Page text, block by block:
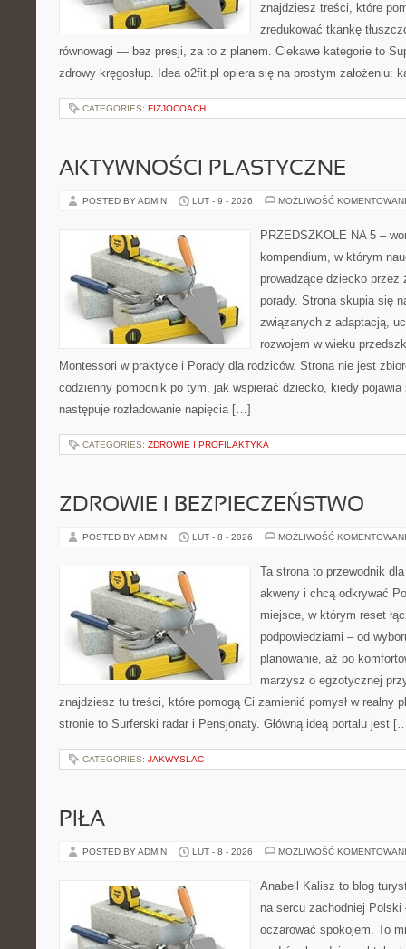
znajdziesz treści, które
zredukować tkankę
równowagi — bez presji, za to z planem. Ciekawe kategorie to
zdrowy kręgosłup. Idea o2fit.pl opiera się na prostym założeniu:
CATEGORIES: FIZJOCOACH
AKTYWNOŚCI PLASTYCZNE
POSTED BY ADMIN LUT - 9 - 2026 MOŻLIWOŚĆ
PRZEDSZKOLE NA 5 –
kompendium, w którym
prowadzące dziecko przez
porady. Strona skupia się
związanych z adaptacją,
rozwojem w wieku
Montessori w praktyce i Porady dla rodziców. Strona nie jest
codzienny pomocnik po tym, jak wspierać dziecko, kiedy
następuje rozładowanie napięcia […]
CATEGORIES: ZDROWIE I PROFILAKTYKA
ZDROWIE I BEZPIECZEŃSTWO
POSTED BY ADMIN LUT - 8 - 2026 MOŻLIWOŚĆ
Ta strona to przewodnik
akweny i chcą odkrywać
miejsce, w którym reset
podpowiedziami – od
planowanie, aż po
marzysz o egzotycznej
znajdziesz tu treści, które pomogą Ci zamienić pomysł w realny
stronie to Surferski radar i Pensjonaty. Główną ideą portalu jest
CATEGORIES: JAKWYSLAC
PIŁA
POSTED BY ADMIN LUT - 8 - 2026 MOŻLIWOŚĆ
Anabell Kalisz to blog
na sercu zachodniej
oczarować spokojem. To